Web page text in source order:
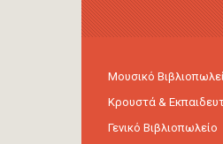
Μουσικό
Κρουστά &
Γενικό Βιβλιοπωλείο